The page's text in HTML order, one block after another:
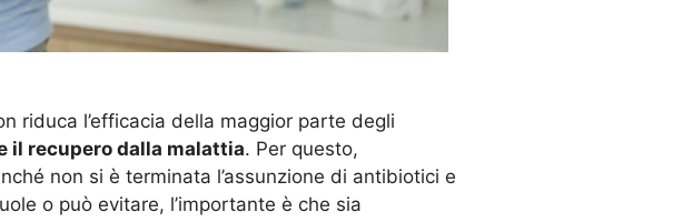
riduca l’efficacia della maggior parte degli
il recupero dalla malattia. Per questo,
non si è terminata l’assunzione di antibiotici e
o può evitare, l’importante è che sia